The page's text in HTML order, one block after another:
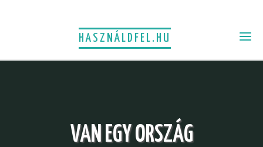
HASZNÁLDFEL.HU
VAN EGY ORSZÁG